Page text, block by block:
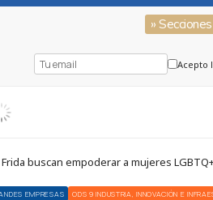
»
Acepto
buscan empoderar a mujeres
EMPRESAS ODS 9 INDUSTRIA, INNOVACIÓN E